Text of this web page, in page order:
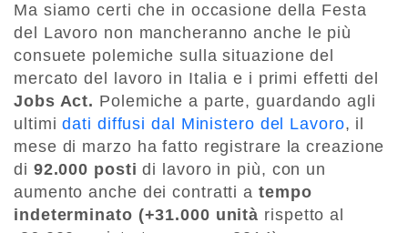
Ma siamo certi che in occasione della Festa
del Lavoro non mancheranno anche le più
consuete polemiche sulla situazione del
mercato del lavoro in Italia e i primi effetti del
Jobs Act. Polemiche a parte, guardando agli
ultimidati diffusi dal Ministero del Lavoro, il
mese di marzo ha fatto registrare la creazione
di 92.000 posti di lavoro in più, con un
aumento anche dei contratti a tempo
indeterminato (+31.000 unità rispetto al